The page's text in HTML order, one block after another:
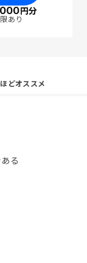
円分
あり
どオススメ
る